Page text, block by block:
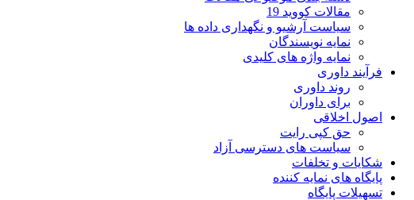
مقالات کووید 19
سیاست آرشیو و نگهداری داده ها
نمایه نویسندگان
نمایه واژه های کلیدی
فرآیند داوری
روند داوری
برای داوران
اصول اخلاقی
حق کپی رایت
سیاست های دسترسی آزاد
شکایات و تخلفات
پایگاه های نمایه کننده
تسهیلات پایگاه